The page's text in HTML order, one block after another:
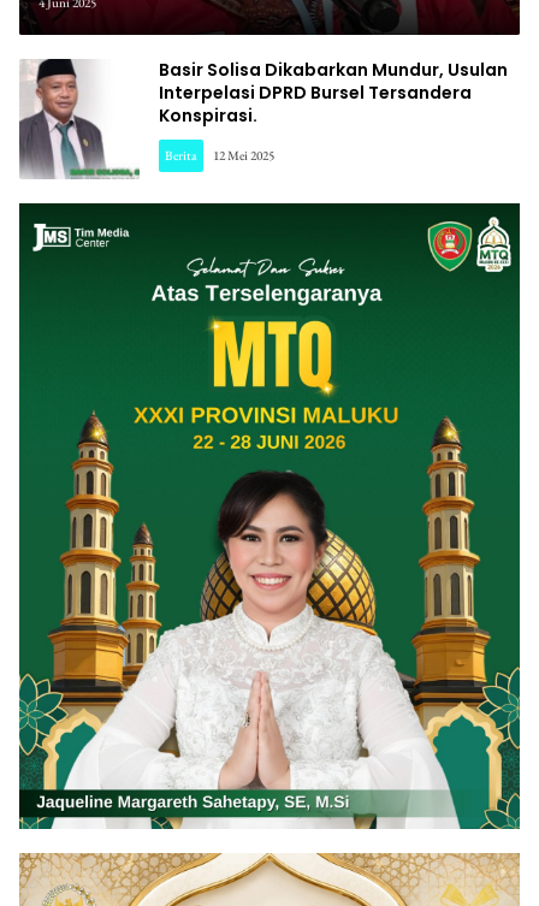
Basir Solisa Dikabarkan Mundur, Usulan
Interpelasi DPRD Bursel Tersandera
Konspirasi.
Berita 12 Mei 2025